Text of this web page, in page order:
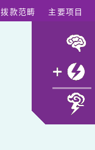
拨款范畴 主要项目